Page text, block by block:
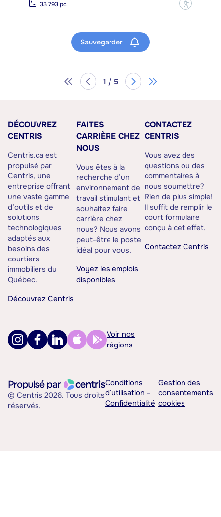
33 793 pc ?
Sauvegarder
1 / 5
DÉCOUVREZ
CENTRIS
Centris.ca est
propulsé par
Centris, une
entreprise offrant
une vaste gamme
d’outils et de
solutions
technologiques
adaptés aux
besoins des
courtiers
immobiliers du
Québec.
Découvrez Centris
FAITES
CARRIÈRE CHEZ
NOUS
Vous êtes à la
recherche d’un
environnement de
travail stimulant et
souhaitez faire
carrière chez
nous? Nous avons
peut-être le poste
idéal pour vous.
Voyez les emplois
disponibles
CONTACTEZ
CENTRIS
Vous avez des
questions ou des
commentaires à
nous soumettre?
Rien de plus simple!
Il suffit de remplir le
court formulaire
conçu à cet effet.
Contactez Centris
Voir nos
régions
© Centris 2026. Tous droits
réservés.
Conditions
d’utilisation –
Confidentialité
Gestion des
consentements
cookies